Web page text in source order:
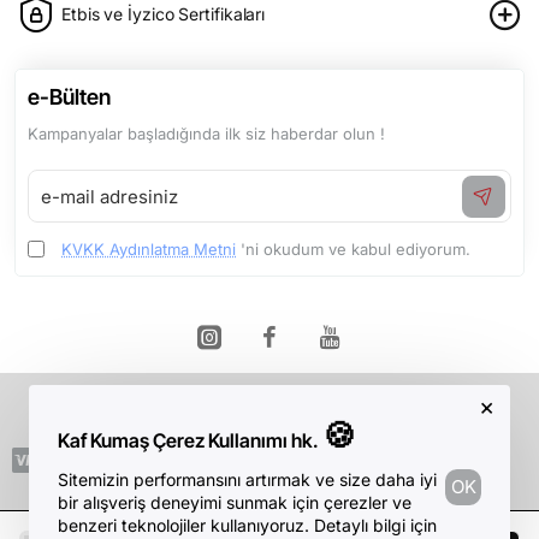
Kaf Kumaş Çerez Kullanımı hk. 🍪
Sitemizin performansını artırmak ve size daha iyi
bir alışveriş deneyimi sunmak için çerezler ve
benzeri teknolojiler kullanıyoruz. Detaylı bilgi için
×
OK
Etbis ve İyzico Sertifikaları
e-Bülten
Kampanyalar başladığında ilk siz haberdar olun !
e-
mail
adresiniz
KVKK Aydınlatma Metni 'ni okudum ve kabul ediyorum.